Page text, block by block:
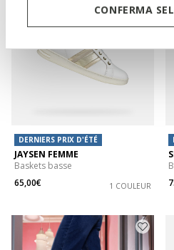
CONFERMA
DERNIERS PRIX D'ÉTÉ
JAYSEN FEMME
Baskets basse
65,00€
1 COULEUR